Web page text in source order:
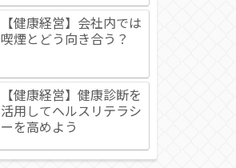
【健康経営】会社内では
喫煙とどう向き合う？
【健康経営】健康診断を
活用してヘルスリテラシ
ーを高めよう